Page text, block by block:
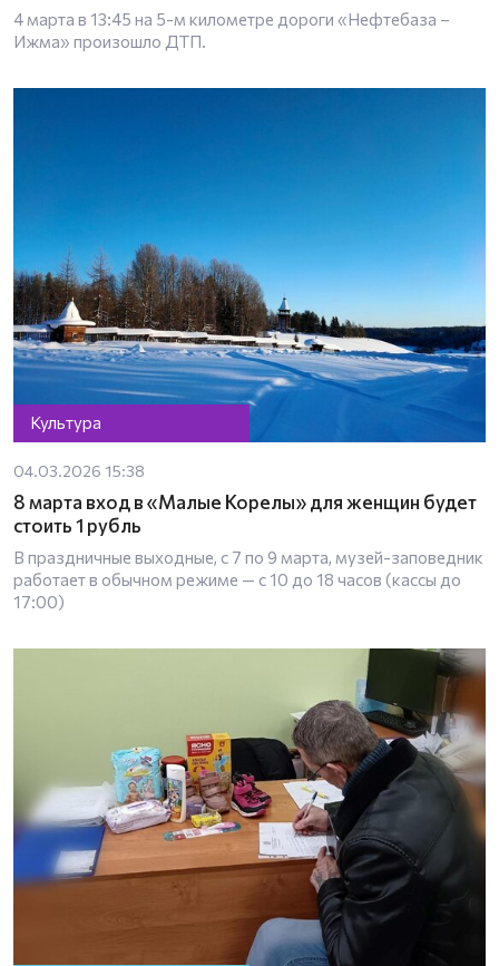
4 марта в 13:45 на 5-м километре дороги «Нефтебаза –
Ижма» произошло ДТП.
Культура
04.03.2026 15:38
8 марта вход в «Малые Корелы» для женщин будет
стоить 1 рубль
В праздничные выходные, с 7 по 9 марта, музей-заповедник
работает в обычном режиме — с 10 до 18 часов (кассы до
17:00)